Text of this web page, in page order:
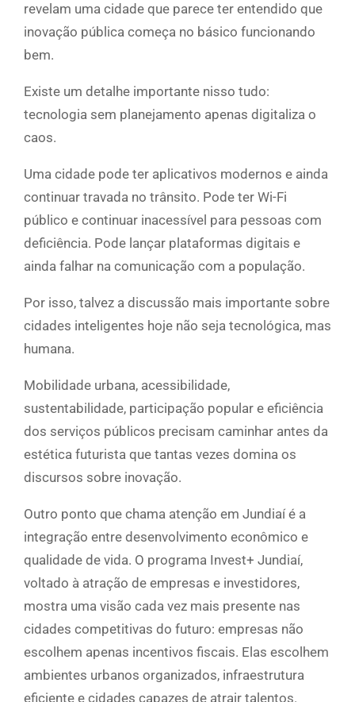
revelam uma cidade que parece ter entendido que
inovação pública começa no básico funcionando
bem.
Existe um detalhe importante nisso tudo:
tecnologia sem planejamento apenas digitaliza o
caos.
Uma cidade pode ter aplicativos modernos e ainda
continuar travada no trânsito. Pode ter Wi-Fi
público e continuar inacessível para pessoas com
deficiência. Pode lançar plataformas digitais e
ainda falhar na comunicação com a população.
Por isso, talvez a discussão mais importante sobre
cidades inteligentes hoje não seja tecnológica, mas
humana.
Mobilidade urbana, acessibilidade,
sustentabilidade, participação popular e eficiência
dos serviços públicos precisam caminhar antes da
estética futurista que tantas vezes domina os
discursos sobre inovação.
Outro ponto que chama atenção em Jundiaí é a
integração entre desenvolvimento econômico e
qualidade de vida. O programa Invest+ Jundiaí,
voltado à atração de empresas e investidores,
mostra uma visão cada vez mais presente nas
cidades competitivas do futuro: empresas não
escolhem apenas incentivos fiscais. Elas escolhem
ambientes urbanos organizados, infraestrutura
eficiente e cidades capazes de atrair talentos.